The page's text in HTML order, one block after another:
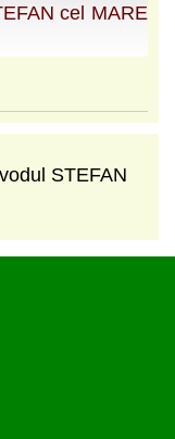
cel MARE
STEFAN